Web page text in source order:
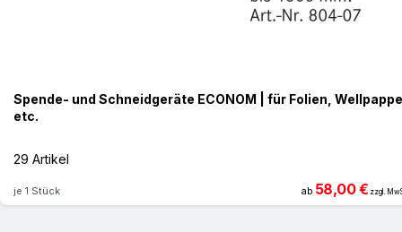
Spende- und Schneidgeräte ECONOM | für Folien, Wellpappe
etc.
29 Artikel
je 1 Stück ab 58,00 € zzgl.